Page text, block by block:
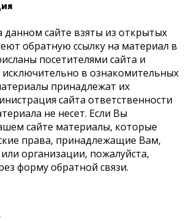
данном сайте взяты из открытых
обратную ссылку на материал в
посетителями сайта и
исключительно в ознакомительных
принадлежат их
сайта ответственности
не несет. Если Вы
сайте материалы, которые
права, принадлежащие Вам,
организации, пожалуйста,
форму обратной связи.